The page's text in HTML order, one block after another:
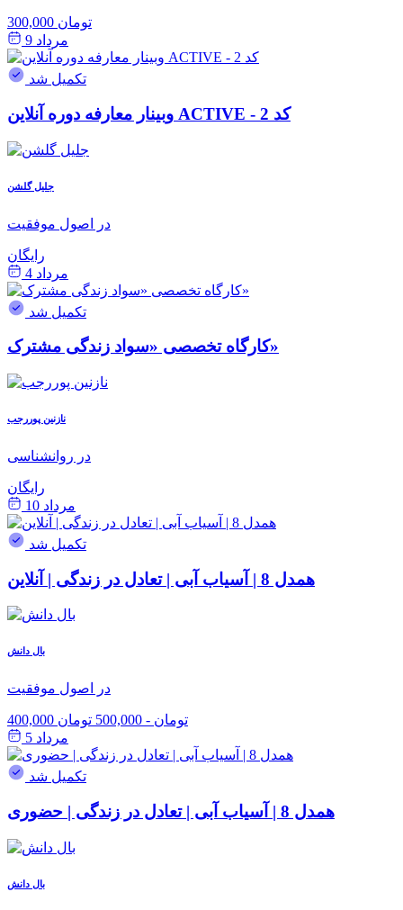
300,000 تومان
مرداد 9
تکمیل شد
وبینار معارفه دوره آنلاین ACTIVE - کد 2
جلیل گلشن
در اصول موفقیت
رایگان
مرداد 4
تکمیل شد
کارگاه تخصصی «سواد زندگی مشترک»
نازنین پوررجب
در روانشناسی
رایگان
مرداد 10
تکمیل شد
همدل 8 | آسیاب آبی | تعادل در زندگی | آنلاین
بال دانش
در اصول موفقیت
400,000 تومان - 500,000 تومان
مرداد 5
تکمیل شد
همدل 8 | آسیاب آبی | تعادل در زندگی | حضوری
بال دانش